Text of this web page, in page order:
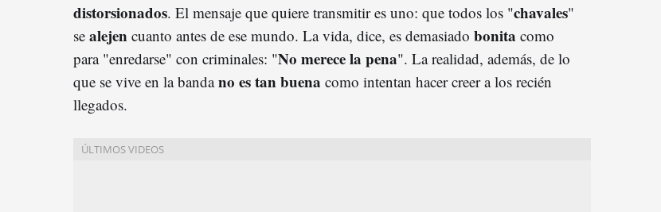
distorsionados. El mensaje que quiere transmitir es uno: que todos los "chavales"
se alejen cuanto antes de ese mundo. La vida, dice, es demasiado bonita como
para "enredarse" con criminales: "No merece la pena". La realidad, además, de lo
que se vive en la bandano es tan buena como intentan hacer creer a los recién
llegados.